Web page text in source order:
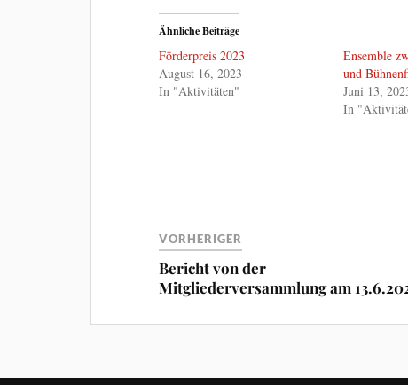
Ähnliche Beiträge
Förderpreis 2023
August 16, 2023
In "Aktivitäten"
Ensemble
und
Juni 13,
In
VORHERIGER
Bericht von der
Mitgliederversammlung am